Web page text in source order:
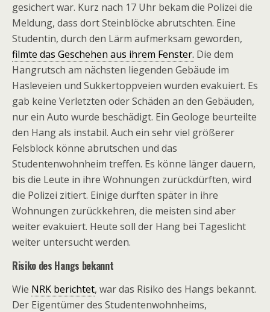
gesichert war. Kurz nach 17 Uhr bekam die Polizei die
Meldung, dass dort Steinblöcke abrutschten. Eine
Studentin, durch den Lärm aufmerksam geworden,
filmte das Geschehen aus ihrem Fenster. Die dem
Hangrutsch am nächsten liegenden Gebäude im
Hasleveien und Sukkertoppveien wurden evakuiert. Es
gab keine Verletzten oder Schäden an den Gebäuden,
nur ein Auto wurde beschädigt. Ein Geologe beurteilte
den Hang als instabil. Auch ein sehr viel größerer
Felsblock könne abrutschen und das
Studentenwohnheim treffen. Es könne länger dauern,
bis die Leute in ihre Wohnungen zurückdürften, wird
die Polizei zitiert. Einige durften später in ihre
Wohnungen zurückkehren, die meisten sind aber
weiter evakuiert. Heute soll der Hang bei Tageslicht
weiter untersucht werden.
Risiko des Hangs bekannt
Wie NRK berichtet, war das Risiko des Hangs bekannt.
Der Eigentümer des Studentenwohnheims,